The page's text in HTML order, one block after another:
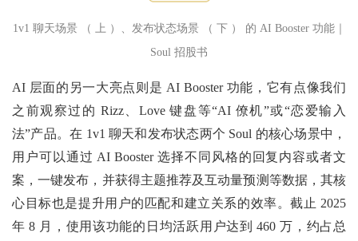
1v1 聊天场景 （ 上 ）、发布状态场景 （ 下 ）
的 AI Booster 功能｜
Soul 招股书
AI 层面的另一大亮点则是 AI Booster 功能，它有点像我们
之前观察过的 Rizz、Love 键盘等“AI 僚机”或“恋爱输入
法”产品。在 1v1 聊天和发布状态两个 Soul 的核心场景中，
用户可以通过 AI Booster 选择不同风格的回复内容或者文
案，一键发布，并获得主题推荐及互动量预测等数据，其核
心目标也是提升用户的匹配和建立关系的效率。截止 2025
年 8 月，使用该功能的日均活跃用户达到 460 万，约占总